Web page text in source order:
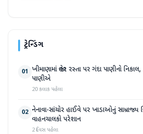
ટ્રેન્ડિંગ
01 ખીમાણામાં જાહેર રસ્તા પર ગંદા પાણીનો
પાણીએ
20 કલાક પહેલા
02 નેનાવા-સાંચોર હાઈવે પર ખાડાઓનું સામ્રાજ્ય
વાહનચાલકો પરેશાન
2 દિવસ પહેલા